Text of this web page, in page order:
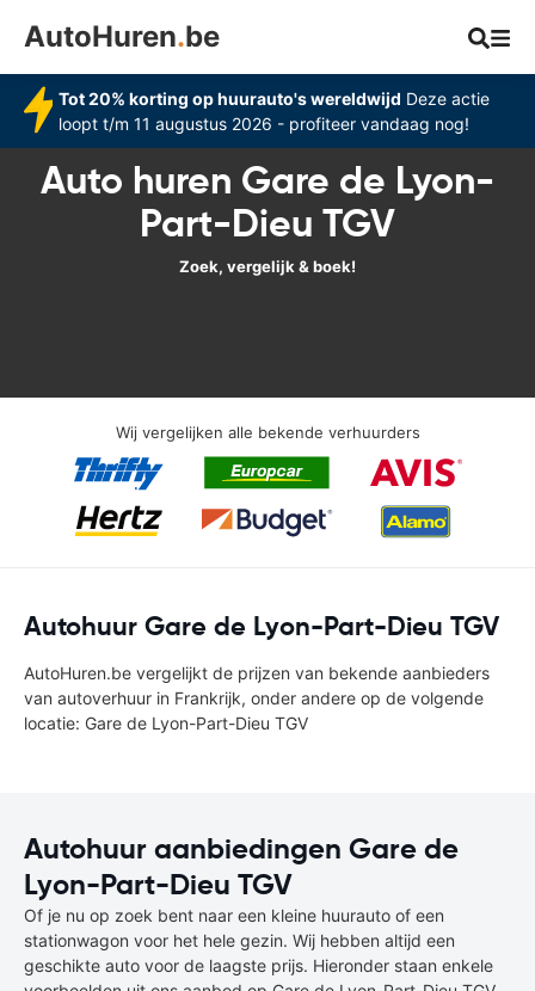
AutoHuren.be
Tot 20% korting op huurauto's wereldwijd Deze actie
loopt t/m 11 augustus 2026 - profiteer vandaag nog!
Auto huren Gare de Lyon-
Part-Dieu TGV
Zoek, vergelijk & boek!
Wij vergelijken alle bekende verhuurders
Autohuur Gare de Lyon-Part-Dieu TGV
AutoHuren.be vergelijkt de prijzen van bekende aanbieders
van autoverhuur in Frankrijk, onder andere op de volgende
locatie: Gare de Lyon-Part-Dieu TGV
Autohuur aanbiedingen Gare de
Lyon-Part-Dieu TGV
Of je nu op zoek bent naar een kleine huurauto of een
stationwagon voor het hele gezin. Wij hebben altijd een
geschikte auto voor de laagste prijs. Hieronder staan enkele